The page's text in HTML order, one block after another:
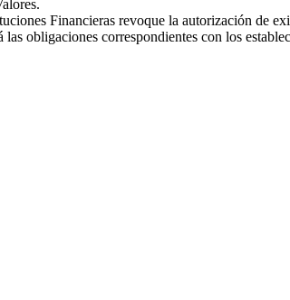
Financieras revoque la autorización de
obligaciones correspondientes con los